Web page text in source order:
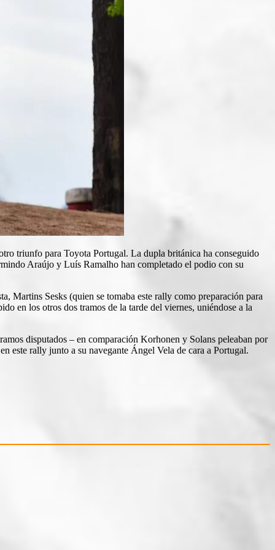
triunfo para Toyota Portugal. La dupla británica ha conseguido
Araújo y Luís Ramalho han completado el podio con su
Martins Sesks (quien se tomaba este rally como preparación para
en los otros dos tramos de la tarde del viernes, uniéndose a la
disputados – en comparación Korhonen y Solans peleaban por
este rally junto a su navegante Ángel Vela de cara a Portugal.